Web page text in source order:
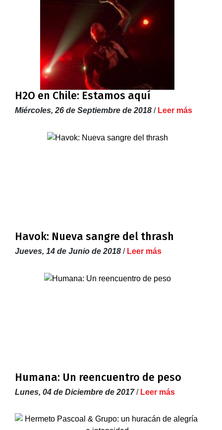
H2O en Chile: Estamos aquí
Miércoles, 26 de Septiembre de 2018 / Leer más
Havok: Nueva sangre del thrash
Jueves, 14 de Junio de 2018 / Leer más
Humana: Un reencuentro de peso
Lunes, 04 de Diciembre de 2017/ Leer más